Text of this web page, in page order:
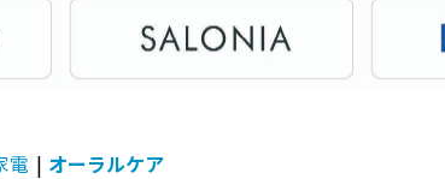
電 | オーラルケア